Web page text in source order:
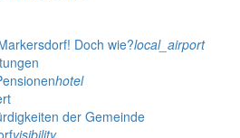
Doch wie?local_airport
hotel
der Gemeinde
visibility